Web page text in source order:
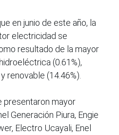
en junio de este año, la
electricidad se
resultado de la mayor
(0.61%),
renovable (14.46%).
presentaron mayor
Generación Piura, Engie
Electro Ucayali, Enel